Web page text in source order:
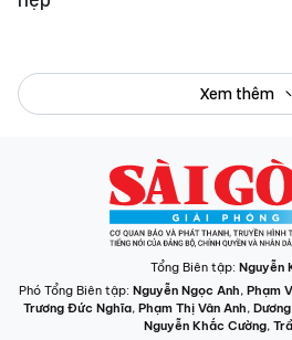
Tổng Biên tập:Nguyễn
Nguyễn Khắc Cường,
Phó Tổng Thư ký tòa soạn:
Ngô Quang
Nguyễn Phước
: 432-434 Nguyễn Thị Minh
Điện thoại Báo SGGP: (028)
3.9294.097,
Điện thoại Tòa soạn Báo Điện